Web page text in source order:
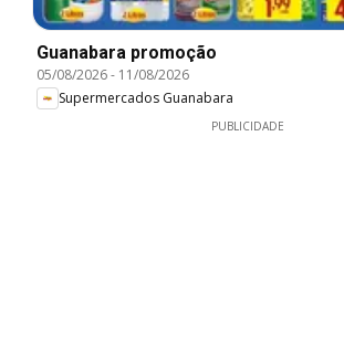
Guanabara promoção
05/08/2026- 11/08/2026
Supermercados Guanabara
PUBLICIDADE